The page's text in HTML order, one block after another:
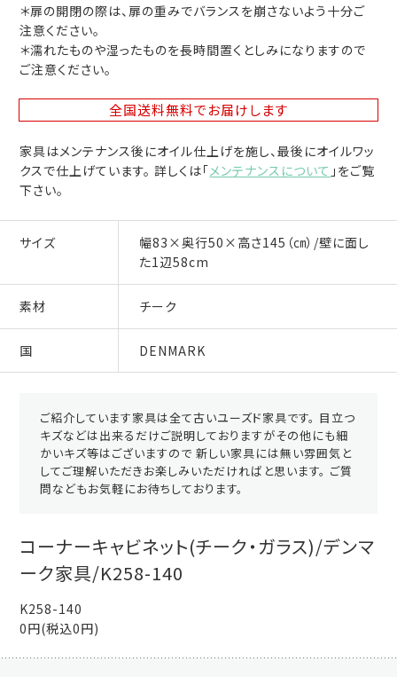
＊扉の開閉の際は、扉の重みでバランスを崩さないよう十分ご
注意ください。
＊濡れたものや湿ったものを長時間置くとしみになりますので
ご注意ください。
全国送料無料でお届けします
家具はメンテナンス後にオイル仕上げを施し、最後にオイルワッ
クスで仕上げています。 詳しくは「メンテナンスについて 」をご覧
下さい。
サイズ
幅83×奥行50×高さ145（㎝）/壁に面し
た1辺58cm
素材 チーク
国 DENMARK
ご紹介しています家具は全て古いユーズド家具です。 目立つ
キズなどは出来るだけご説明しておりますがその他にも細
かいキズ等はございますので 新しい家具には無い雰囲気と
してご理解いただきお楽しみいただければと思います。 ご質
問などもお気軽にお待ちしております。
コーナーキャビネット(チーク・ガラス)/デンマ
ーク家具/K258-140
K258-140
0円(税込0円)